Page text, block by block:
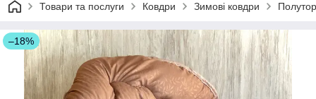
Товари та послуги Ковдри Зимові ковдри
–18%